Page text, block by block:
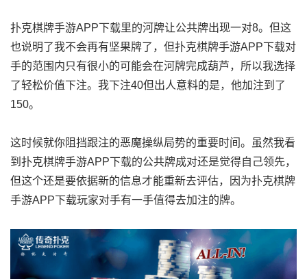
扑克棋牌手游APP下载里的河牌让公共牌出现一对8。但这
也说明了我不会再有坚果牌了，但扑克棋牌手游APP下载对
手的范围内只有很小的可能会在河牌完成葫芦，所以我选择
了轻松价值下注。我下注40但出人意料的是，他加注到了
150。
这时候就你阻挡跟注的恶魔操纵局势的重要时间。虽然我看
到扑克棋牌手游APP下载的公共牌成对还是觉得自己领先，
但这个还是要依据新的信息才能重新去评估，因为扑克棋牌
手游APP下载玩家对手有一手值得去加注的牌。